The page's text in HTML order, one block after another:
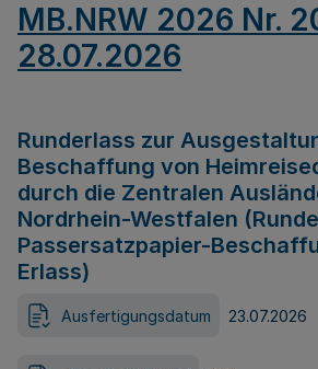
MB.NRW 2026 Nr.
28.07.2026
Runderlass zur
Beschaffung von
durch die Zentralen
Nordrhein-Westfalen
Passersatzpapier-
Erlass)
Ausfertigungsdatum 23.07.2026